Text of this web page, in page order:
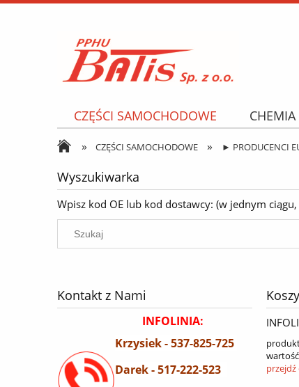
CZĘŚCI SAMOCHODOWE
NARZĘDZIA I AKCESORIA
OPONY
» CZĘŚCI SAMOCHODOWE » ► PRODUCENCI
Wyszukiwarka
Wpisz kod OE lub kod dostawcy: (w jednym
Kontakt z Nami
INFOLINIA:
Krzysiek - 537-825-725
Darek - 517-222-523